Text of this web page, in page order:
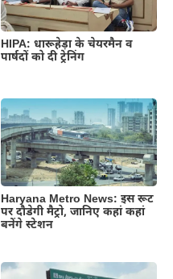
HIPA: धारूहेड़ा के चेयरमैन व
पार्षदों को दी ट्रेनिंग
Haryana Metro News: इस रूट
पर दौडेगी मैट्रो, जानिए कहां कहां
बनेंगे स्टेशन